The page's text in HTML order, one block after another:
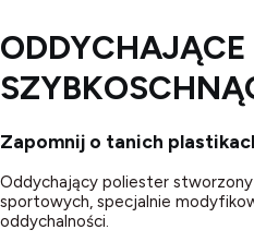
ODDYCHAJĄCE
Zapomnij o tanich
Oddychający poliester
sportowych, specjalnie
oddychalności.